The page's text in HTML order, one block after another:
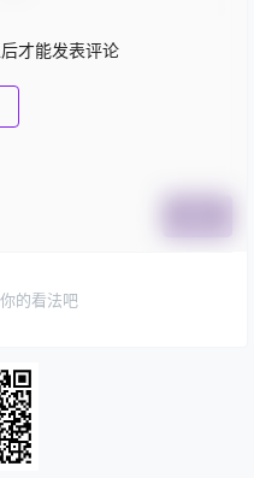
才能发表评论
的看法吧